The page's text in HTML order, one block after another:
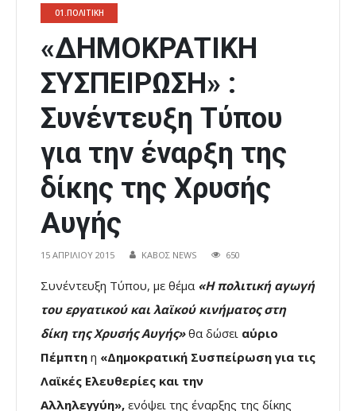
01.ΠΟΛΙΤΙΚΗ
«ΔΗΜΟΚΡΑΤΙΚΗ
ΣΥΣΠΕΙΡΩΣΗ» :
Συνέντευξη Τύπου
για την έναρξη της
δίκης της Χρυσής
Αυγής
15 ΑΠΡΙΛΊΟΥ 2015 ΚΑΒΟΣ NEWS 650
Συνέντευξη Τύπου, με θέμα «Η πολιτική αγωγή
του εργατικού και λαϊκού κινήματος στη
δίκη της Χρυσής Αυγής»θα δώσει αύριο
Πέμπτη η «Δημοκρατική Συσπείρωση για τις
Λαϊκές Ελευθερίες και την
Αλληλεγγύη», ενόψει της έναρξης της δίκης